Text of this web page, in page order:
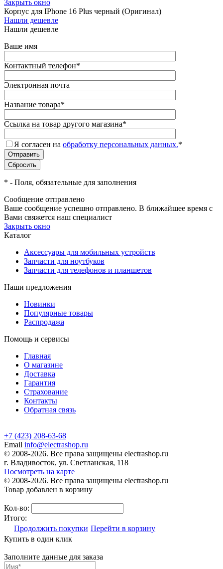
Закрыть окно
Корпус для IPhone 16 Plus черный (Оригинал)
Нашли дешевле
Нашли дешевле
Ваше имя
Контактный телефон*
Электронная почта
Название товара*
Ссылка на товар другого магазина*
Я согласен на обработку персональных данных.*
* - Поля, обязательные для заполнения
Сообщение отправлено
Ваше сообщение успешно отправлено. В ближайшее время с
Вами свяжется наш специалист
Закрыть окно
Каталог
Аксессуары для мобильных устройств
Запчасти для ноутбуков
Запчасти для телефонов и планшетов
Наши предложения
Новинки
Популярные товары
Распродажа
Помощь и сервисы
Главная
О магазине
Доставка
Гарантия
Страхование
Контакты
Обратная связь
+7 (423) 208-63-68
Email info@electrashop.ru
© 2008-2026. Все права защищены electrashop.ru
г. Владивосток, ул. Светланская, 118
Посмотреть на карте
© 2008-2026. Все права защищены electrashop.ru
Товар добавлен в корзину
Кол-во:
Итого:
Продолжить покупки Перейти в корзину
Купить в один клик
Заполните данные для заказа